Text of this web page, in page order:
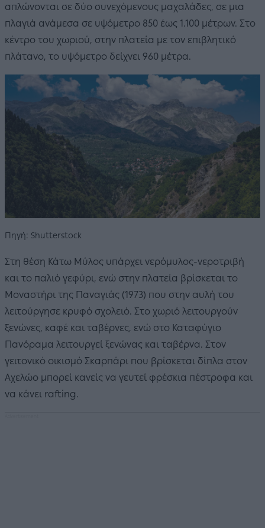
απλώνονται σε δύο συνεχόμενους μαχαλάδες, σε μια
πλαγιά ανάμεσα σε υψόμετρο 850 έως 1.100 μέτρων. Στο
κέντρο του χωριού, στην πλατεία με τον επιβλητικό
πλάτανο, το υψόμετρο δείχνει 960 μέτρα.
Πηγή: Shutterstock
Στη θέση Κάτω Μύλος υπάρχει νερόμυλος-νεροτριβή
και το παλιό γεφύρι, ενώ στην πλατεία βρίσκεται το
Μοναστήρι της Παναγιάς (1973) που στην αυλή του
λειτούργησε κρυφό σχολειό. Στο χωριό λειτουργούν
ξενώνες, καφέ και ταβέρνες, ενώ στο Καταφύγιο
Πανόραμα λειτουργεί ξενώνας και ταβέρνα. Στον
γειτονικό οικισμό Σκαρπάρι που βρίσκεται δίπλα στον
Αχελώο μπορεί κανείς να γευτεί φρέσκια πέστροφα και
να κάνει rafting.